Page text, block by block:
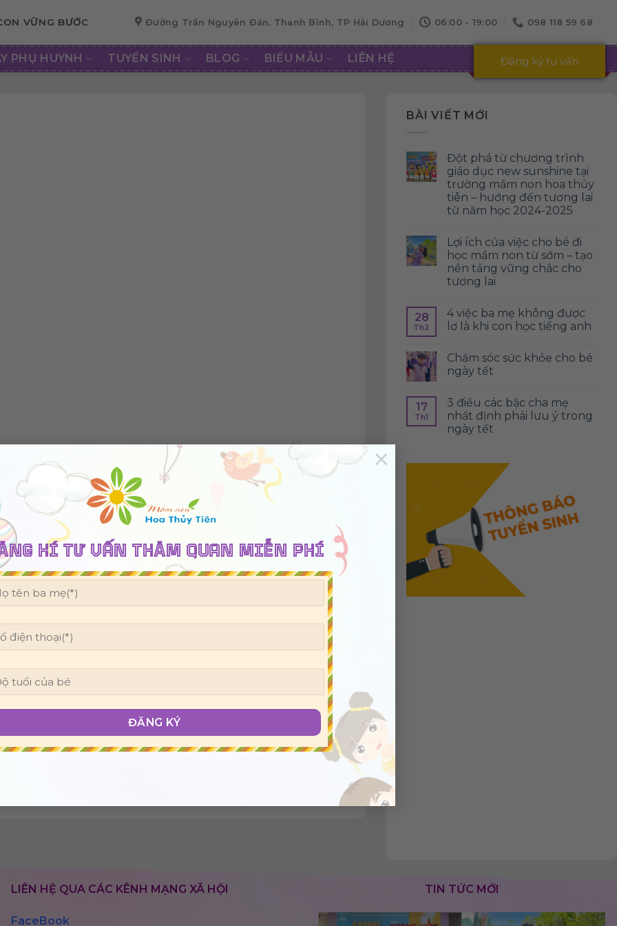
KÍ TƯ VẤN THĂM QUAN MIỄN PHÍ
×
VỮNG BƯỚC Đường Trần Nguyên Đán, Thanh Bình, TP Hải Dương 06:00 - 19:00 098 118 59 68
PHỤ HUYNH TUYỂN SINH BLOG BIỂU MẪU LIÊN HỆ Đăng ký tư vấn
BÀI VIẾT MỚI
đột phá từ chương trình
giáo dục new sunshine tại
trường mầm non hoa thủy
tiên – hướng đến tương lai
từ năm học 2024-2025
lợi ích của việc cho bé đi
học mầm non từ sớm – tạo
nền tảng vững chắc cho
tương lai
28
Th2
4 việc ba mẹ không được
lơ là khi con học tiếng anh
chăm sóc sức khỏe cho bé
ngày tết
17
Th1
3 điều các bậc cha mẹ
nhất định phải lưu ý trong
ngày tết
LIÊN HỆ QUA CÁC KÊNH MẠNG XÃ HỘI
FaceBook
TIN TỨC MỚI